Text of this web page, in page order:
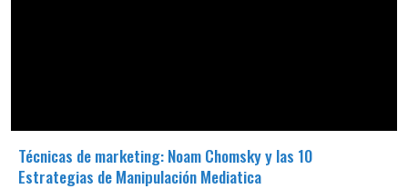
Técnicas de marketing: Noam Chomsky y las 10
Estrategias de Manipulación Mediatica